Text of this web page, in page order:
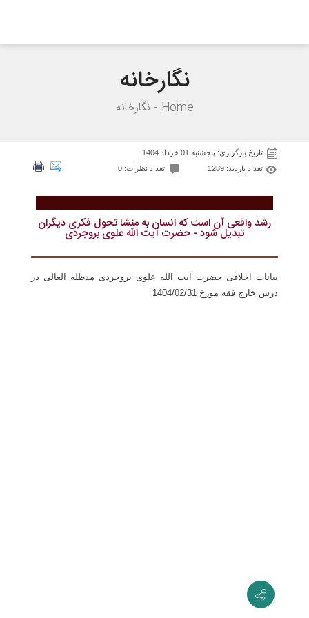
نگارخانه
Home نگارخانه
تاریخ بارگزاری: پنجشنبه 01 خرداد 1404
تعداد بازدید: 1289
تعداد نظرات: 0
رشد واقعی آن است که انسان به منشا تحول فکری دیگران
تبدیل شود - حضرت آیت الله علوی بروجردی
بیانات اخلاقی حضرت آیت الله علوی بروجردی مدظله العالی در
درس خارج فقه مورخ 1404/02/31